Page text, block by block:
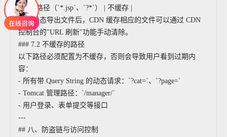
| 动态路径（`*.jsp`、`?*`） | 不缓存 |
网站静态导出文件后，CDN 缓存相应的文件可以通过 CDN
控制台的"URL 刷新"功能手动清除。
### 7.2 不缓存的路径
以下路径必须配置为不缓存，否则会导致用户看到过期内
容：
- 所有带 Query String 的动态请求：`?cat=`、`?page=`
- Tomcat 管理路径：`/manager/`
- 用户登录、表单提交等接口
---
## 八、防盗链与访问控制